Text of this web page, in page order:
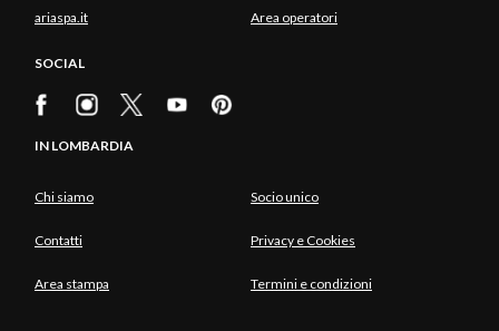
ariaspa.it Area operatori
SOCIAL
IN LOMBARDIA
Chi siamo Socio unico
Contatti Privacy e Cookies
Area stampa Termini e condizioni